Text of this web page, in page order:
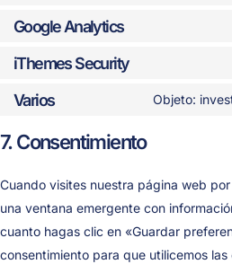
Google Analytics
iThemes Security
Varios Objeto:
7. Consentimiento
Cuando visites nuestra página web
una ventana emergente con
cuanto hagas clic en «Guardar
consentimiento para que utilicemos